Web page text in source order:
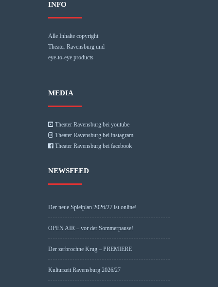
INFO
Alle Inhalte copyright
Theater Ravensburg und
eye-to-eye products
MEDIA
Theater Ravensburg bei youtube
Theater Ravensburg bei instagram
Theater Ravensburg bei facebook
NEWSFEED
Der neue Spielplan 2026/27 ist online!
OPEN AIR – vor der Sommerpause!
Der zerbrochne Krug – PREMIERE
Kulturzeit Ravensburg 2026/27